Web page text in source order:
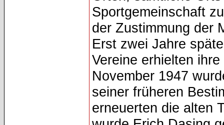
Sportgemeinschaft
der Zustimmung der
Erst zwei Jahre
Vereine erhielten
November 1947
seiner früheren
erneuerten die alten